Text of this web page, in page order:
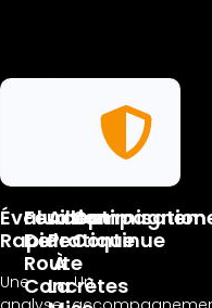
Évaluation
Rapide
Une
Feuilles
De
Route
Concrètes
Pratique
À
La
Optimisation
Continue
Un